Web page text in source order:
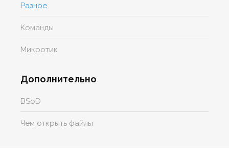
Разное
Команды
Микротик
Дополнительно
BSoD
Чем открыть файлы